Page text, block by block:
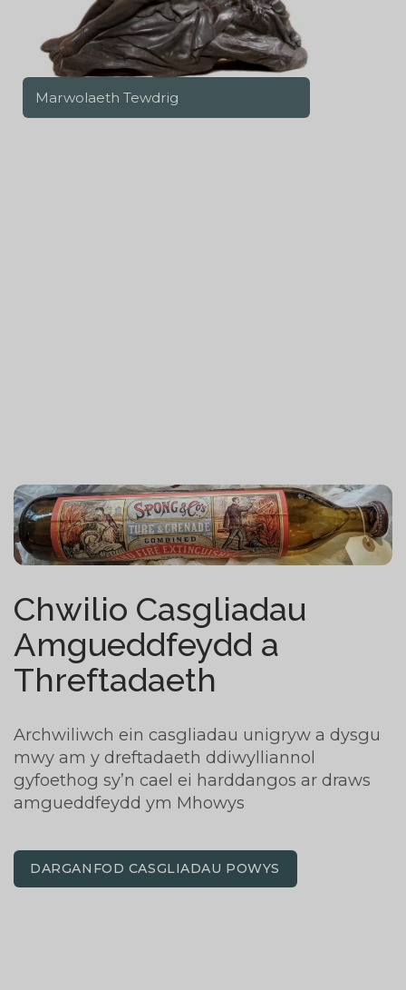
Marwolaeth Tewdrig
Chwilio Casgliadau
Amgueddfeydd a
Threftadaeth
Archwiliwch ein casgliadau unigryw a dysgu
mwy am y dreftadaeth ddiwylliannol
gyfoethog sy’n cael ei harddangos ar draws
amgueddfeydd ym Mhowys
DARGANFOD CASGLIADAU POWYS